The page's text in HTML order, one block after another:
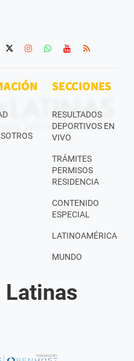
SECCIONES
RESULTADOS
DEPORTIVOS EN
VIVO
TRÁMITES
PERMISOS
RESIDENCIA
CONTENIDO
ESPECIAL
LATINOAMÉRICA
MUNDO